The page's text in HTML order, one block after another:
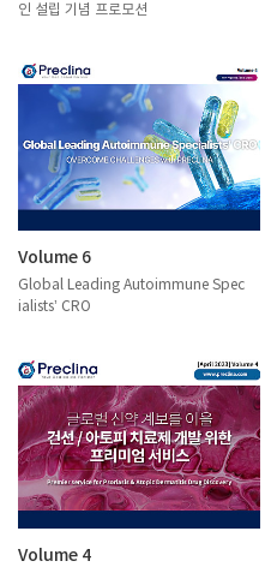
인 설립 기념 프로모션
Volume 6
Global Leading Autoimmune Spec
ialists’ CRO
Volume 4